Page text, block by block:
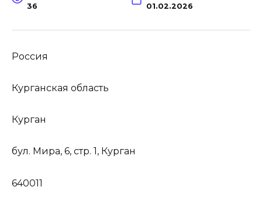
36 01.02.2026
Россия
Курганская область
Курган
бул. Мира, 6, стр. 1, Курган
640011